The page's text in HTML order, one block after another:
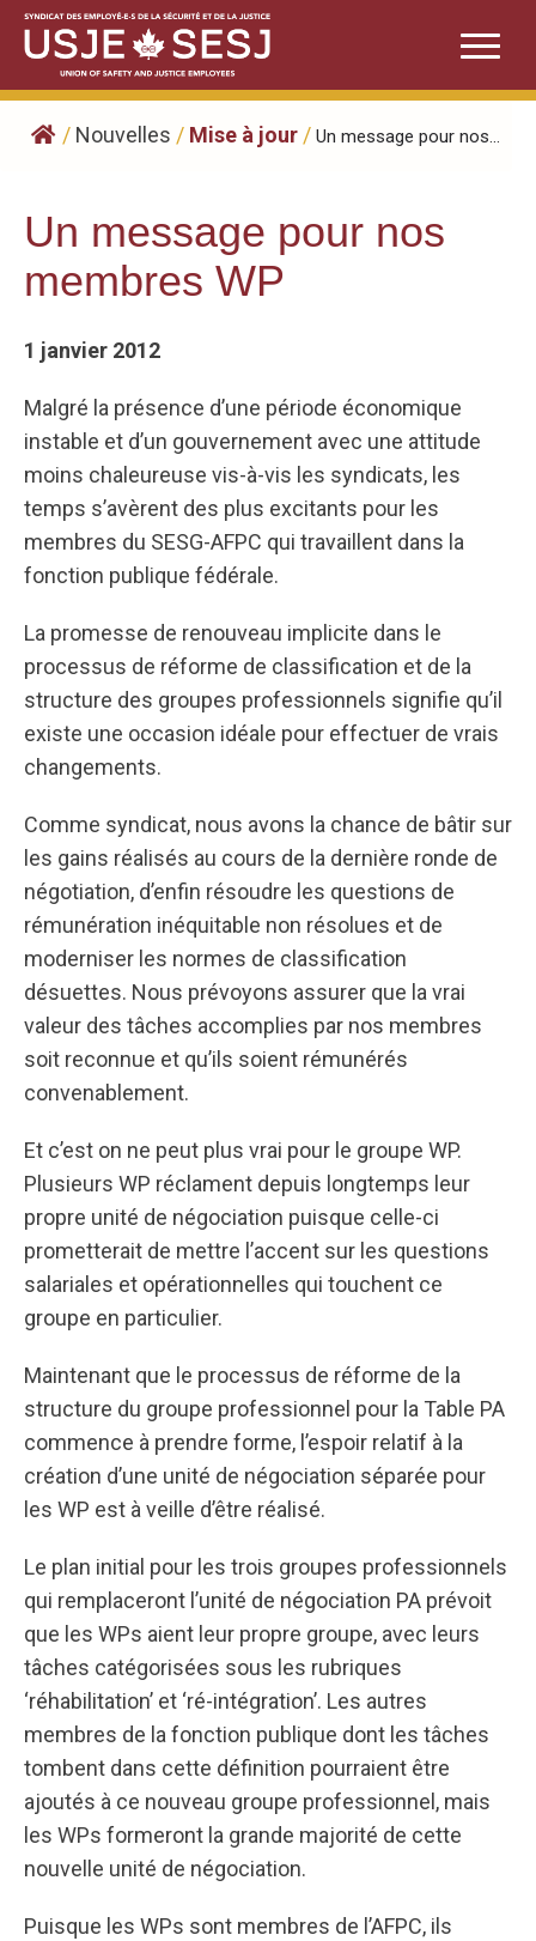
Skip
content
/ Nouvelles / Mise à jour / Un message pour nos...
Un message pour nos
membres WP
1 janvier 2012
Malgré la présence d’une période économique
instable et d’un gouvernement avec une attitude
moins chaleureuse vis-à-vis les syndicats, les
temps s’avèrent des plus excitants pour les
membres du SESG-AFPC qui travaillent dans la
fonction publique fédérale.
La promesse de renouveau implicite dans le
processus de réforme de classification et de la
structure des groupes professionnels signifie qu’il
existe une occasion idéale pour effectuer de vrais
changements.
Comme syndicat, nous avons la chance de bâtir sur
les gains réalisés au cours de la dernière ronde de
négotiation, d’enfin résoudre les questions de
rémunération inéquitable non résolues et de
moderniser les normes de classification
désuettes. Nous prévoyons assurer que la vrai
valeur des tâches accomplies par nos membres
soit reconnue et qu’ils soient rémunérés
convenablement.
Et c’est on ne peut plus vrai pour le groupe WP.
Plusieurs WP réclament depuis longtemps leur
propre unité de négociation puisque celle-ci
prometterait de mettre l’accent sur les questions
salariales et opérationnelles qui touchent ce
groupe en particulier.
Maintenant que le processus de réforme de la
structure du groupe professionnel pour la Table PA
commence à prendre forme, l’espoir relatif à la
création d’une unité de négociation séparée pour
les WP est à veille d’être réalisé.
Le plan initial pour les trois groupes professionnels
qui remplaceront l’unité de négociation PA prévoit
que les WPs aient leur propre groupe, avec leurs
tâches catégorisées sous les rubriques
‘réhabilitation’ et ‘ré-intégration’. Les autres
membres de la fonction publique dont les tâches
tombent dans cette définition pourraient être
ajoutés à ce nouveau groupe professionnel, mais
les WPs formeront la grande majorité de cette
nouvelle unité de négociation.
Puisque les WPs sont membres de l’AFPC, ils